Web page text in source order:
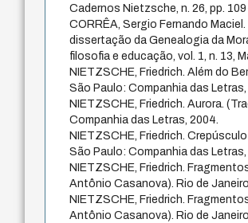
Cadernos Nietzsche, n. 26, pp.
CORRÊA, Sergio Fernando
dissertação da Genealogia da
filosofia e educação, vol. 1, n. 13,
NIETZSCHE, Friedrich. Além do
São Paulo: Companhia das Letras,
NIETZSCHE, Friedrich. Aurora.
Companhia das Letras, 2004.
NIETZSCHE, Friedrich.
São Paulo: Companhia das Letras,
NIETZSCHE, Friedrich.
Antônio Casanova). Rio de
NIETZSCHE, Friedrich.
Antônio Casanova). Rio de